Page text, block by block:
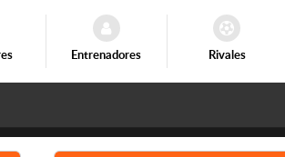
Entrenadores Rivales